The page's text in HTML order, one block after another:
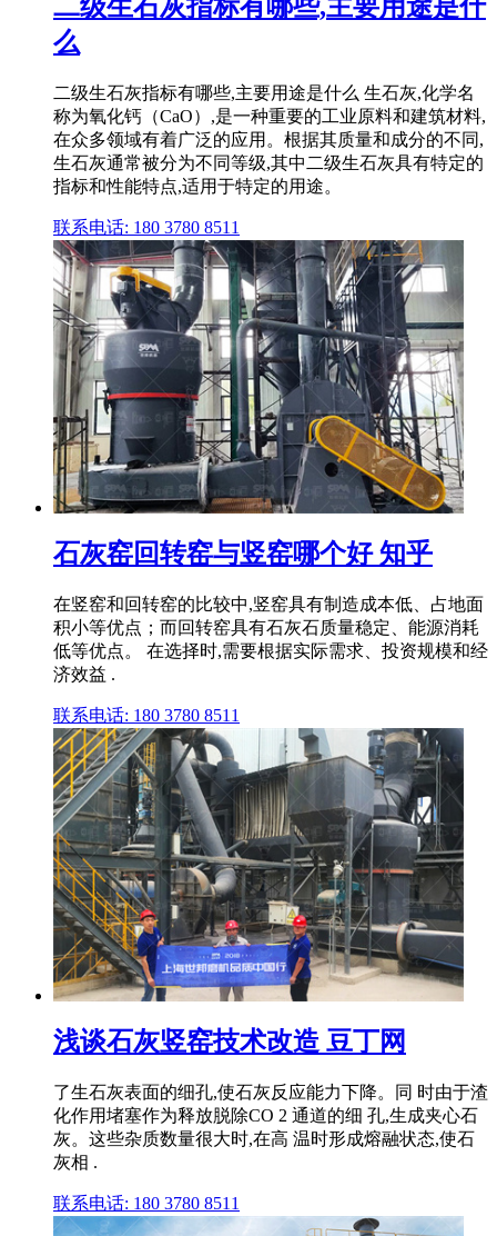
二级生石灰指标有哪些,主要用途是什
么
二级生石灰指标有哪些,主要用途是什么 生石灰,化学名
称为氧化钙（CaO）,是一种重要的工业原料和建筑材料,
在众多领域有着广泛的应用。根据其质量和成分的不同,
生石灰通常被分为不同等级,其中二级生石灰具有特定的
指标和性能特点,适用于特定的用途。
联系电话: 180 3780 8511
石灰窑回转窑与竖窑哪个好 知乎
在竖窑和回转窑的比较中,竖窑具有制造成本低、占地面
积小等优点；而回转窑具有石灰石质量稳定、能源消耗
低等优点。 在选择时,需要根据实际需求、投资规模和经
济效益 .
联系电话: 180 3780 8511
浅谈石灰竖窑技术改造 豆丁网
了生石灰表面的细孔,使石灰反应能力下降。同 时由于渣
化作用堵塞作为释放脱除CO 2 通道的细 孔,生成夹心石
灰。这些杂质数量很大时,在高 温时形成熔融状态,使石
灰相 .
联系电话: 180 3780 8511